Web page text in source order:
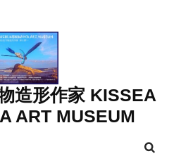
造形作家 KISSEA
ART MUSEUM